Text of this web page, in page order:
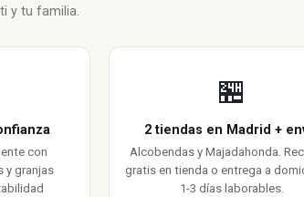
y tu familia.
con
y granjas
🏪
2 tiendas en Madrid +
Alcobendas y Majadahonda.
gratis en tienda o entrega a
1-3 días laborables.